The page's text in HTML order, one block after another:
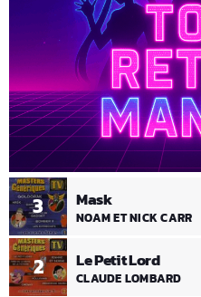
2 Le Petit Lord
CLAUDE LOMBARD
3 Mask
NOAM ET NICK CARR